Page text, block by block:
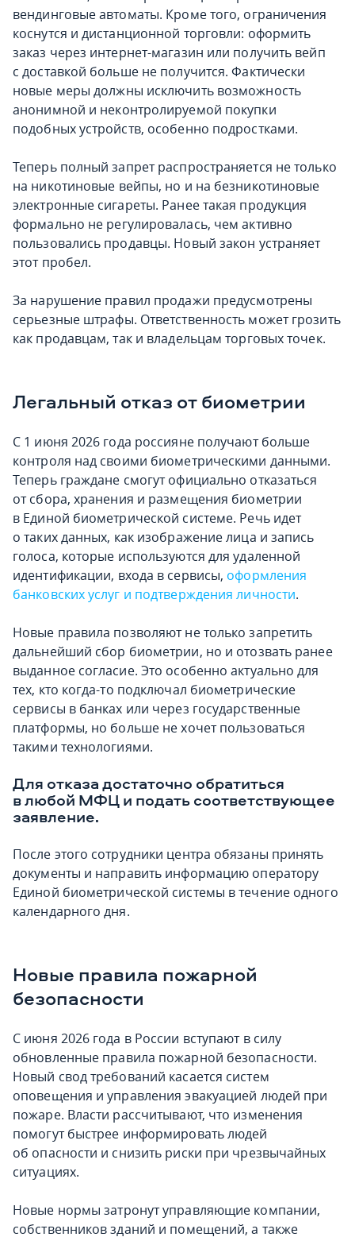
вендинговые автоматы. Кроме того, ограничения
коснутся и дистанционной торговли: оформить
заказ через интернет-магазин или получить вейп
с доставкой больше не получится. Фактически
новые меры должны исключить возможность
анонимной и неконтролируемой покупки
подобных устройств, особенно подростками.
Теперь полный запрет распространяется не только
на никотиновые вейпы, но и на безникотиновые
электронные сигареты. Ранее такая продукция
формально не регулировалась, чем активно
пользовались продавцы. Новый закон устраняет
этот пробел.
За нарушение правил продажи предусмотрены
серьезные штрафы. Ответственность может грозить
как продавцам, так и владельцам торговых точек.
Легальный отказ от биометрии
С 1 июня 2026 года россияне получают больше
контроля над своими биометрическими данными.
Теперь граждане смогут официально отказаться
от сбора, хранения и размещения биометрии
в Единой биометрической системе. Речь идет
о таких данных, как изображение лица и запись
голоса, которые используются для удаленной
идентификации, входа в сервисы, оформления
банковских услуг и подтверждения личности.
Новые правила позволяют не только запретить
дальнейший сбор биометрии, но и отозвать ранее
выданное согласие. Это особенно актуально для
тех, кто когда-то подключал биометрические
сервисы в банках или через государственные
платформы, но больше не хочет пользоваться
такими технологиями.
Для отказа достаточно обратиться
в любой МФЦ и подать соответствующее
заявление.
После этого сотрудники центра обязаны принять
документы и направить информацию оператору
Единой биометрической системы в течение одного
календарного дня.
Новые правила пожарной
безопасности
С июня 2026 года в России вступают в силу
обновленные правила пожарной безопасности.
Новый свод требований касается систем
оповещения и управления эвакуацией людей при
пожаре. Власти рассчитывают, что изменения
помогут быстрее информировать людей
об опасности и снизить риски при чрезвычайных
ситуациях.
Новые нормы затронут управляющие компании,
собственников зданий и помещений, а также